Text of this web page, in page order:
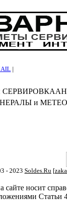
|
СЕРВИРОВКА
и
- 2023 Soldes.Ru [
сайте носит
Статьи